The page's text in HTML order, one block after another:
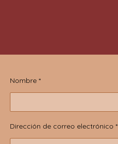
Nombre *
Dirección de correo electrónico *